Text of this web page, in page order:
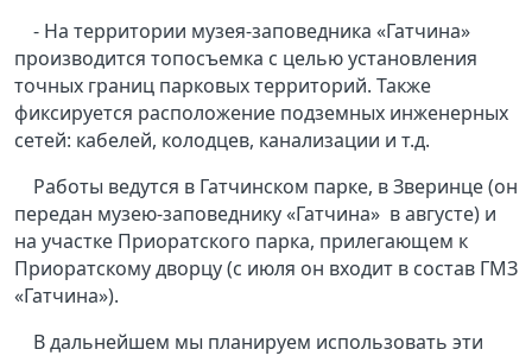
- На территории музея-заповедника «Гатчина»
производится топосъемка с целью установления
точных границ парковых территорий. Также
фиксируется расположение подземных инженерных
сетей: кабелей, колодцев, канализации и т.д.
Работы ведутся в Гатчинском парке, в Зверинце (он
передан музею-заповеднику «Гатчина» в августе) и
на участке Приоратского парка, прилегающем к
Приоратскому дворцу (с июля он входит в состав ГМЗ
«Гатчина»).
В дальнейшем мы планируем использовать эти